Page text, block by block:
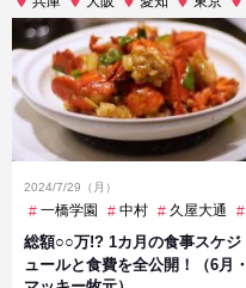
2024/7/29（月）
一橋学園 中村 久屋大通
総額○○万!? 1カ月の食事スケジ
ュールと食費を全公開！（6月・